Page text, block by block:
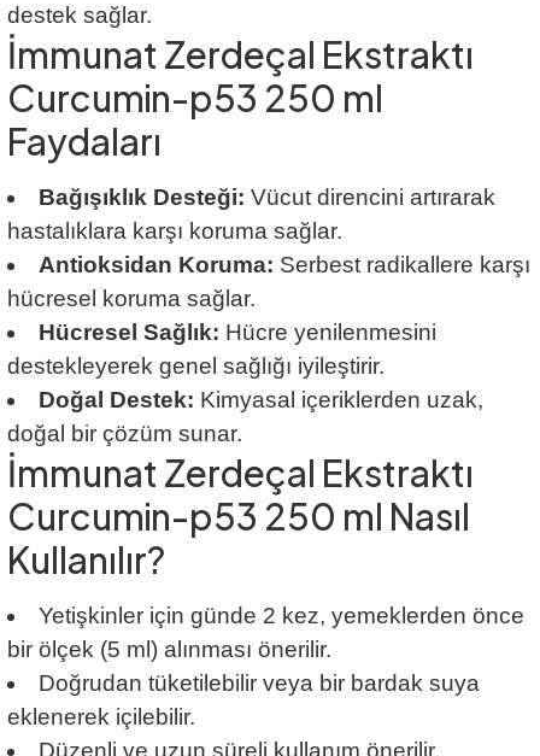
destek sağlar.
İmmunat Zerdeçal Ekstraktı
Curcumin-p53 250 ml
Faydaları
Bağışıklık Desteği: Vücut direncini artırarak
hastalıklara karşı koruma sağlar.
Antioksidan Koruma: Serbest radikallere karşı
hücresel koruma sağlar.
Hücresel Sağlık: Hücre yenilenmesini
destekleyerek genel sağlığı iyileştirir.
Doğal Destek: Kimyasal içeriklerden uzak,
doğal bir çözüm sunar.
İmmunat Zerdeçal Ekstraktı
Curcumin-p53 250 ml Nasıl
Kullanılır?
Yetişkinler için günde 2 kez, yemeklerden önce
bir ölçek (5 ml) alınması önerilir.
Doğrudan tüketilebilir veya bir bardak suya
eklenerek içilebilir.
Düzenli ve uzun süreli kullanım önerilir.